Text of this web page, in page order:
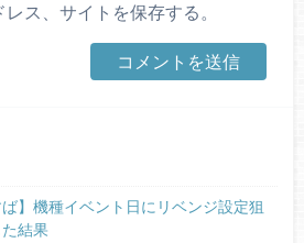
ス、サイトを保存する。
ば】機種イベント日にリベンジ設定狙
結果